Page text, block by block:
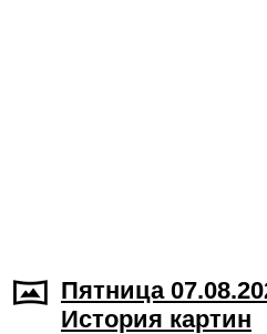
Пятница
История картин